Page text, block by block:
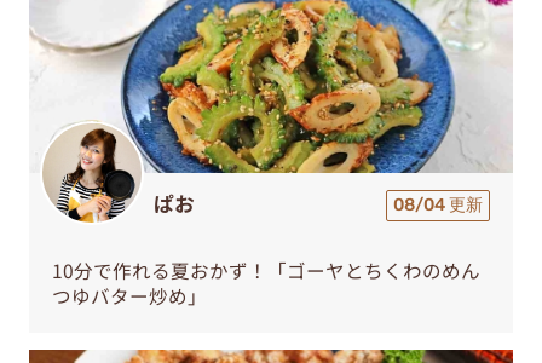
ぱお 08/04 更新
10分で作れる夏おかず！「ゴーヤとちくわのめん
つゆバター炒め」